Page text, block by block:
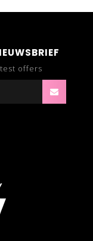
offers